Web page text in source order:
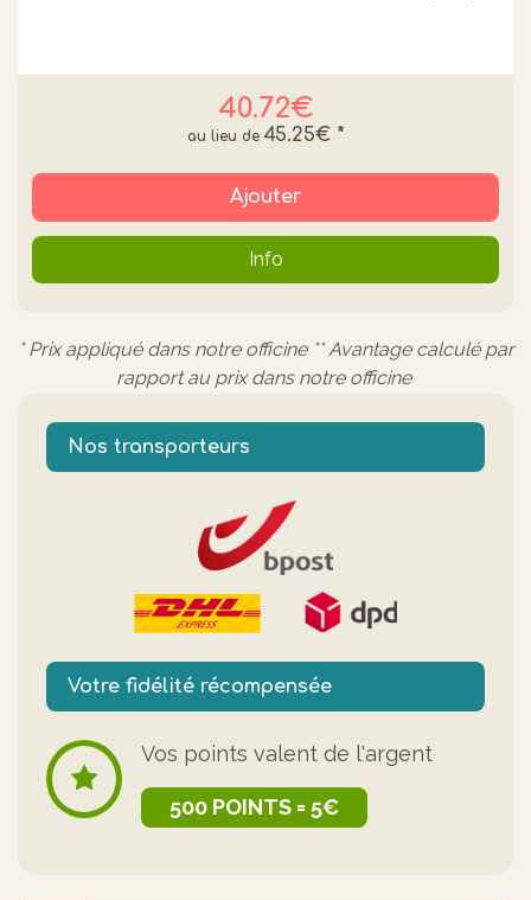
40.72€
45.25€ *
Ajouter
Info
* Prix appliqué dans notre officine ** Avantage calculé par
rapport au prix dans notre officine
Nos transporteurs
Votre fidélité récompensée
Vos points valent de l'argent
500 POINTS = 5€